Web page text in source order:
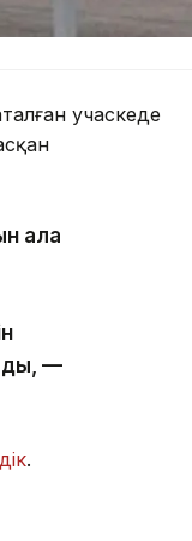
учаскеде
ала
—
.